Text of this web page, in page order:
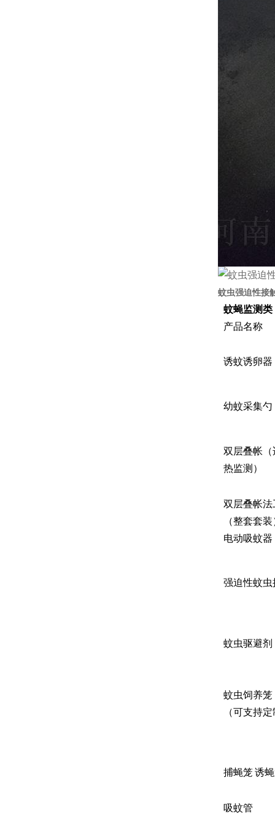
蚊虫强迫性接
蚊蝇监测类
产品名称
诱蚊诱卵器
幼蚊采集勺
双层叠帐（
热监测）
双层叠帐法
（整套套
电动吸蚊器
强迫性蚊虫
蚊虫驱避剂
蚊虫饲养笼
（可支持
捕蝇笼诱
吸蚊管